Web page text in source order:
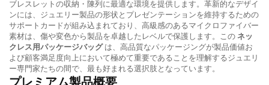
ブレスレットの収納・陳列に最適な環境を提供します。革新的なデザイ
ンには、ジュエリー製品の形状とプレゼンテーションを維持するための
サポートカードが組み込まれており、高級感のあるマイクロファイバー
素材は、傷や変色から製品を卓越したレベルで保護します。このネッ
クレス用パッケージバッグは、高品質なパッケージングが製品価値お
よび顧客満足度向上において極めて重要であることを理解するジュエリ
ー専門家たちの間で、最も好まれる選択肢となっています。
プレミアム製品概要